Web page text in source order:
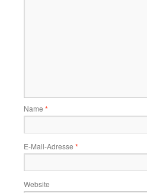
Name *
E-Mail-Adresse *
Website